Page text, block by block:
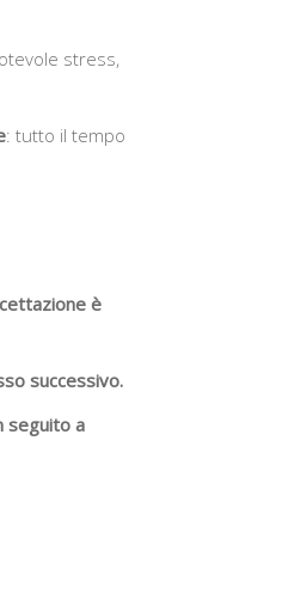
stress,
: tutto il tempo
è
successivo.
seguito a